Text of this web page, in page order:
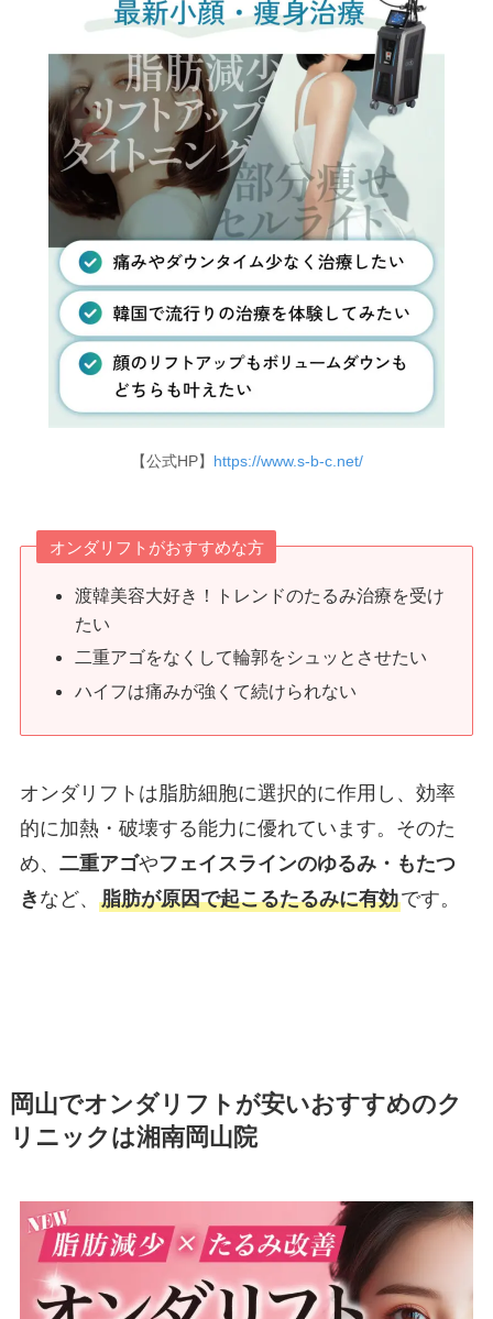
【公式HP】 https://www.s-b-c.net/
オンダリフトがおすすめな方
渡韓美容大好き！トレンドのたるみ治療を受け
たい
二重アゴをなくして輪郭をシュッとさせたい
ハイフは痛みが強くて続けられない
オンダリフトは脂肪細胞に選択的に作用し、効率
的に加熱・破壊する能力に優れています。そのた
め、 二重アゴやフェイスラインのゆるみ・もたつ
き など、 脂肪が原因で起こるたるみに有効です。
岡山でオンダリフトが安いおすすめのク
リニックは湘南岡山院